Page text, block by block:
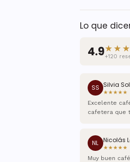
Lo que
4.9+120
SS Silvia
★★★★★
Excelente
cafetera que
NL Nicolás
★★★★★
Muy buen